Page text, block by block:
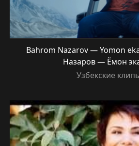
Bahrom Nazarov — Yomon
Назаров — Ёмон
Узбекские